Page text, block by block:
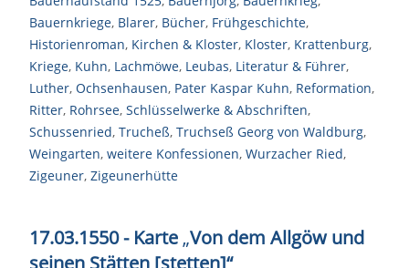
Bauernkriege, Blarer, Bücher, Frühgeschichte,
Historienroman, Kirchen & Kloster, Kloster, Krattenburg,
Kriege, Kuhn, Lachmöwe, Leubas, Literatur & Führer,
Luther, Ochsenhausen, Pater Kaspar Kuhn, Reformation,
Ritter, Rohrsee, Schlüsselwerke & Abschriften,
Schussenried, Trucheß, Truchseß Georg von Waldburg,
Weingarten, weitere Konfessionen, Wurzacher Ried,
Zigeuner, Zigeunerhütte
17.03.1550 - Karte „Von dem Allgöw und
seinen Stätten [stetten]“